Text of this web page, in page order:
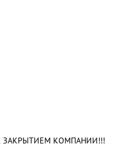
ЗАКРЫТИЕМ КОМПАНИИ!!!